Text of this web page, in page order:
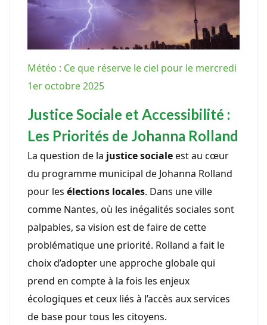
Météo : Ce que réserve le ciel pour le mercredi
1er octobre 2025
Justice Sociale et Accessibilité :
Les Priorités de Johanna Rolland
La question de la justice socialeest au cœur
du programme municipal de Johanna Rolland
pour les élections locales. Dans une ville
comme Nantes, où les inégalités sociales sont
palpables, sa vision est de faire de cette
problématique une priorité. Rolland a fait le
choix d’adopter une approche globale qui
prend en compte à la fois les enjeux
écologiques et ceux liés à l’accès aux services
de base pour tous les citoyens.